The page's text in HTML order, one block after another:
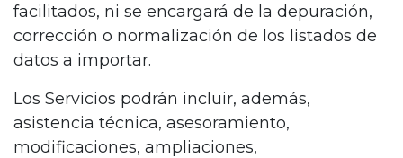
facilitados, ni se encargará de la depuración,
corrección o normalización de los listados de
datos a importar.
Los Servicios podrán incluir, además,
asistencia técnica, asesoramiento,
modificaciones, ampliaciones,